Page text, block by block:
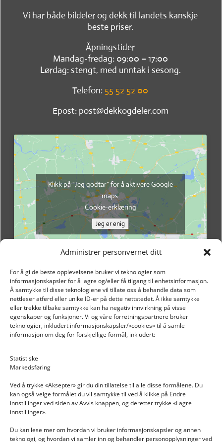
Administrer personvernet ditt
For å gi de beste opplevelsene bruker vi teknologier som
informasjonskapsler for å lagre og/eller få tilgang til enhetsinformasjon.
Å samtykke til disse teknologiene vil tillate oss å behandle data som
nettleser atferd eller unike ID-er på dette nettstedet. Å ikke samtykke
eller trekke tilbake samtykke kan ha negativ innvirkning på visse
egenskaper og funksjoner. Vi og våre forretningspartnere bruker
teknologier, inkludert informasjonskapsler/«cookies» til å samle
informasjon om deg for forskjellige formål, inkludert:
Statistiske
Markedsføring
Ved å trykke «Aksepter» gir du din tillatelse til alle disse formålene. Du
kan også velge formålet du vil samtykke til ved å klikke på Endre
innstillinger ved siden av Avvis knappen, og deretter trykke «Lagre
innstillinger».
Du kan lese mer om hvordan vi bruker informasjonskapsler og annen
teknologi, og hvordan vi samler inn og behandler personopplysninger ved
Vi har både bildeler og dekk til landets kanskje
beste priser.
Åpningstider
Mandag-fredag: 09:00 – 17:00
Lørdag: stengt, med unntak i sesong.
Telefon: 55 52 52 00
Epost: post@dekkogdeler.com
Klikk på "Jeg godtar" for å aktivere Google
maps
Cookie-erklæring
Jeg er enig
INFORMASJON